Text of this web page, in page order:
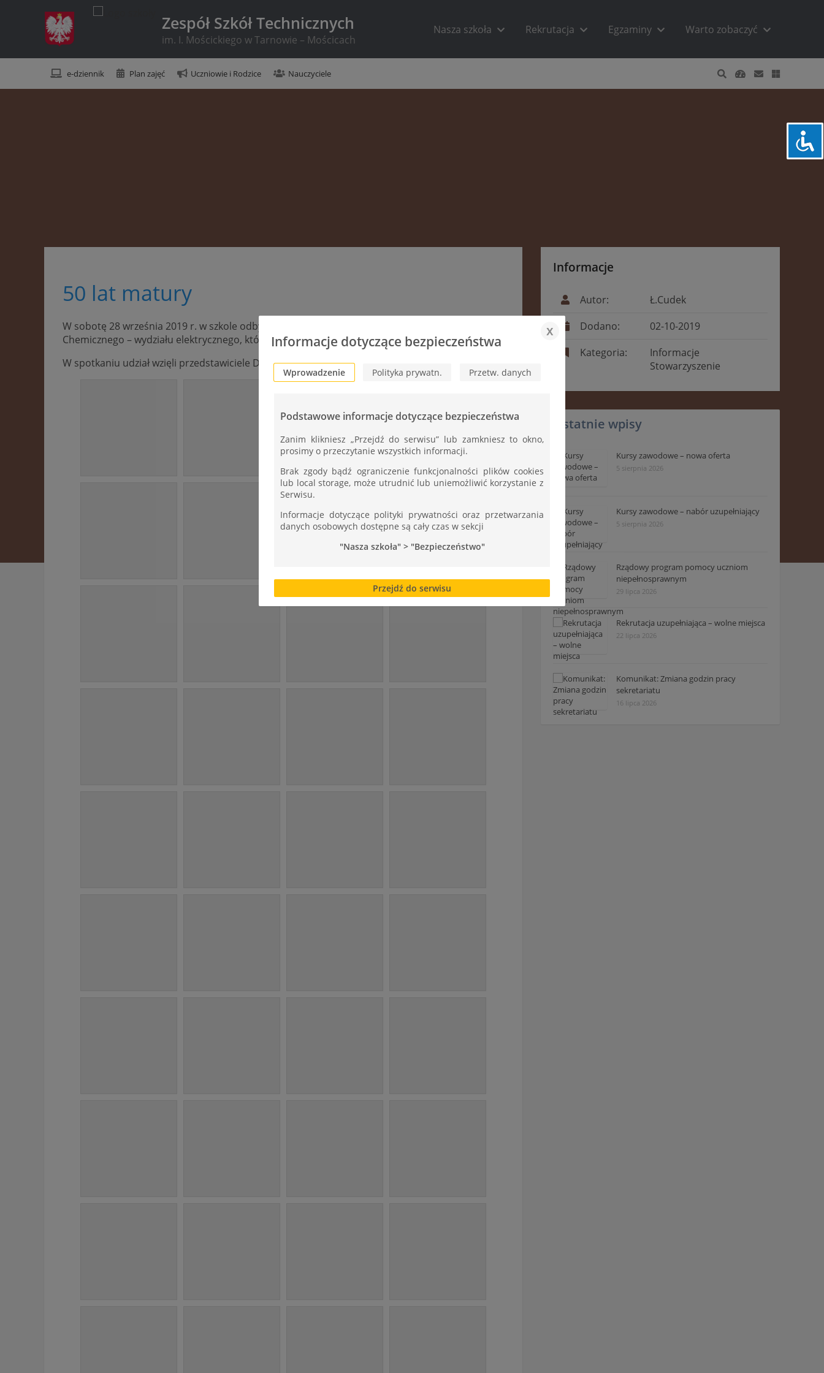
Zespół Szkół Technicznych
im. I. Mościckiego w Tarnowie – Mościcach
Nasza szkoła Rekrutacja Egzaminy Warto zobaczyć
e-dziennik Plan zajęć Uczniowie i Rodzice Nauczyciele
50 lat matury
W sobotę 28 września 2019 r. w szkole odbyło się spotkanie absolwentów „starego” Technikum
Chemicznego – wydziału elektrycznego, który 50 lat temu zdawał maturę.
W spotkaniu udział wzięli przedstawiciele Dyrekcji Szkoły oraz wychowawca klasy p. J. Drwal
Informacje
Autor:
Ł.Cudek
Dodano:
02-10-2019
Kategoria:
Informacje
Stowarzyszenie
Ostatnie wpisy
Kursy zawodowe – nowa oferta
5 sierpnia 2026
Kursy zawodowe – nabór uzupełniający
5 sierpnia 2026
Rządowy program pomocy uczniom
niepełnosprawnym
29 lipca 2026
Rekrutacja uzupełniająca – wolne miejsca
22 lipca 2026
Komunikat: Zmiana godzin pracy
sekretariatu
16 lipca 2026
Informacje dotyczące bezpieczeństwa
x
Wprowadzenie Polityka prywatn. Przetw. danych
Podstawowe informacje dotyczące bezpieczeństwa
Zanim klikniesz „Przejdź do serwisu” lub zamkniesz to okno,
prosimy o przeczytanie wszystkich informacji.
Brak zgody bądź ograniczenie funkcjonalności plików cookies
lub local storage, może utrudnić lub uniemożliwić korzystanie z
Serwisu.
Informacje dotyczące polityki prywatności oraz przetwarzania
danych osobowych dostępne są cały czas w sekcji
"Nasza szkoła" > "Bezpieczeństwo"
Przejdź do serwisu